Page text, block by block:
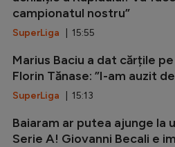
campionatul nostru”
SuperLiga | 15:55
Marius Baciu a dat cărțile
Florin Tănase: ”I-am auzit
SuperLiga | 15:13
Baiaram ar putea ajunge la
Serie A! Giovanni Becali e